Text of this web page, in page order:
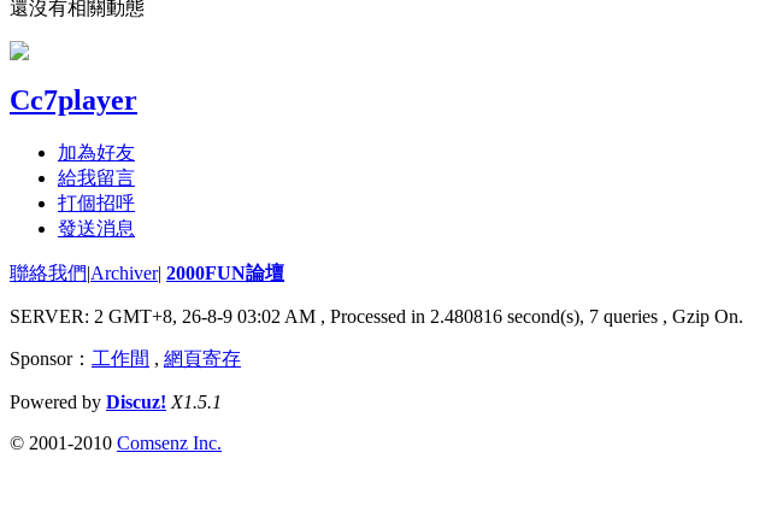
還沒有相關動態
Cc7player
加為好友
給我留言
打個招呼
發送消息
聯絡我們|Archiver| 2000FUN論壇
SERVER: 2 GMT+8, 26-8-9 03:02 AM , Processed in 2.480816 second(s), 7 queries , Gzip On.
Sponsor： 工作間 , 網頁寄存
Powered by Discuz! X1.5.1
© 2001-2010 Comsenz Inc.